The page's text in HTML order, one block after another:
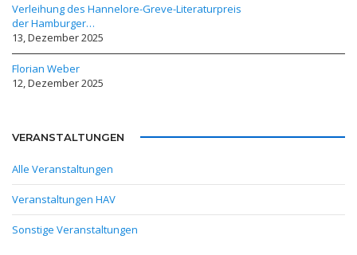
Verleihung des Hannelore-Greve-Literaturpreis
der Hamburger…
13, Dezember 2025
Florian Weber
12, Dezember 2025
VERANSTALTUNGEN
Alle Veranstaltungen
Veranstaltungen HAV
Sonstige Veranstaltungen